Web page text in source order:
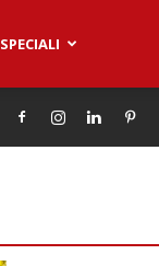
SPECIALI